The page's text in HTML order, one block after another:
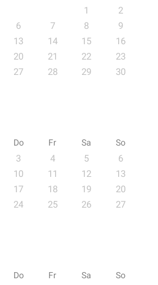
1
2
6 7 8
9
13 14 15
16
20 21 22
23
27 28 29
30
Do Fr Sa So
3 4 5
6
10 11 12
13
17 18 19
20
24 25 26
27
Do Fr Sa So